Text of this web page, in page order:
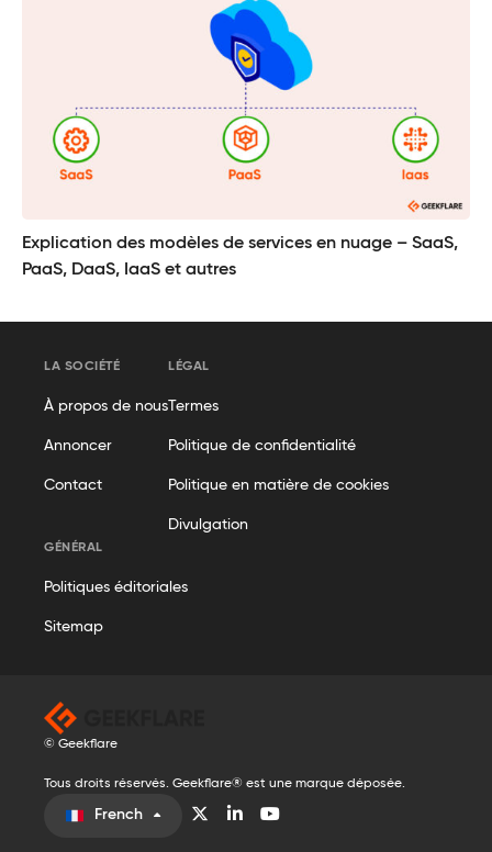
Explication des modèles de services en nuage – SaaS,
PaaS, DaaS, IaaS et autres
LA SOCIÉTÉ
À propos de nous
Annoncer
Contact
LÉGAL
Termes
Politique de confidentialité
Politique en matière de cookies
Divulgation
GÉNÉRAL
Politiques éditoriales
Sitemap
© Geekflare
Tous droits réservés. Geekflare® est une marque déposée.
French